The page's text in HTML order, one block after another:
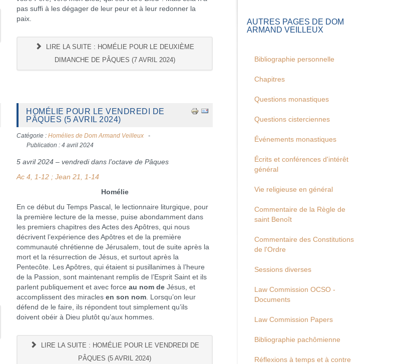
pas suffi à les dégager de leur peur et à leur redonner la
paix.
LIRE LA SUITE : HOMÉLIE POUR LE DEUXIÈME
DIMANCHE DE PÂQUES (7 AVRIL 2024)
HOMÉLIE POUR LE VENDREDI DE
PÂQUES (5 AVRIL 2024)
Catégorie :Homélies de Dom Armand Veilleux
Publication : 4 avril 2024
5 avril 2024 – vendredi dans l’octave de Pâques
Ac 4, 1-12 ; Jean 21, 1-14
Homélie
En ce début du Temps Pascal, le lectionnaire liturgique, pour
la première lecture de la messe, puise abondamment dans
les premiers chapitres des Actes des Apôtres, qui nous
décrivent l’expérience des Apôtres et de la première
communauté chrétienne de Jérusalem, tout de suite après la
mort et la résurrection de Jésus, et surtout après la
Pentecôte. Les Apôtres, qui étaient si pusillanimes à l’heure
de la Passion, sont maintenant remplis de l’Esprit Saint et ils
parlent publiquement et avec forceau nom de Jésus, et
accomplissent des miraclesen son nom. Lorsqu’on leur
défend de le faire, ils répondent tout simplement qu’ils
doivent obéir à Dieu plutôt qu’aux hommes.
LIRE LA SUITE : HOMÉLIE POUR LE VENDREDI DE
PÂQUES (5 AVRIL 2024)
AUTRES PAGES DE DOM
ARMAND VEILLEUX
Bibliographie personnelle
Chapitres
Questions monastiques
Questions cisterciennes
Événements monastiques
Écrits et conférences d'intérêt
général
Vie religieuse en général
Commentaire de la Règle de
saint Benoît
Commentaire des Constitutions
de l'Ordre
Sessions diverses
Law Commission OCSO -
Documents
Law Commission Papers
Bibliographie pachômienne
Réflexions à temps et à contre